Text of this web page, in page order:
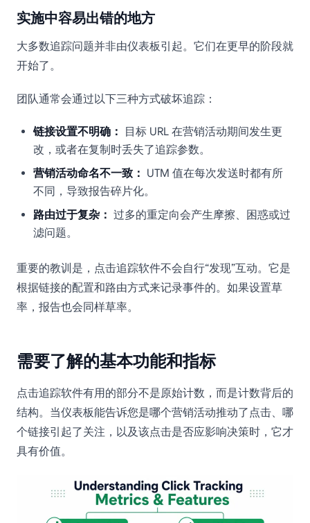
实施中容易出错的地方
大多数追踪问题并非由仪表板引起。它们在更早的阶段就
开始了。
团队通常会通过以下三种方式破坏追踪：
链接设置不明确：
目标 URL 在营销活动期间发生更
改，或者在复制时丢失了追踪参数。
营销活动命名不一致： UTM 值在每次发送时都有所
不同，导致报告碎片化。
路由过于复杂： 过多的重定向会产生摩擦、困惑或过
滤问题。
重要的教训是，点击追踪软件不会自行“发现”互动。它是
根据链接的配置和路由方式来记录事件的。如果设置草
率，报告也会同样草率。
需要了解的基本功能和指标
点击追踪软件有用的部分不是原始计数，而是计数背后的
结构。当仪表板能告诉您是哪个营销活动推动了点击、哪
个链接引起了关注，以及该点击是否应影响决策时，它才
具有价值。